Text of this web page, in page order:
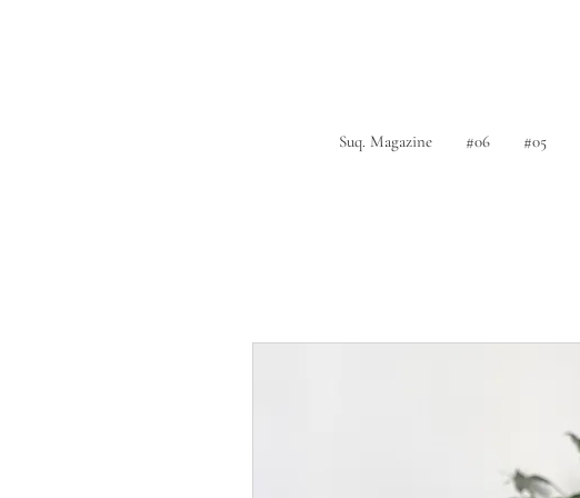
Suq. Magazine #06 #05